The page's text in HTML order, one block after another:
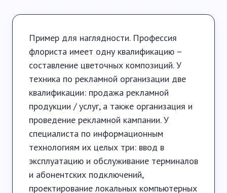
Пример для наглядности. Профессия
флориста имеет одну квалификацию –
составление цветочных композиций. У
техника по рекламной организации две
квалификации: продажа рекламной
продукции / услуг, а также организация и
проведение рекламной кампании. У
специалиста по информационным
технологиям их целых три: ввод в
эксплуатацию и обслуживание терминалов
и абонентских подключений,
проектирование локальных компьютерных